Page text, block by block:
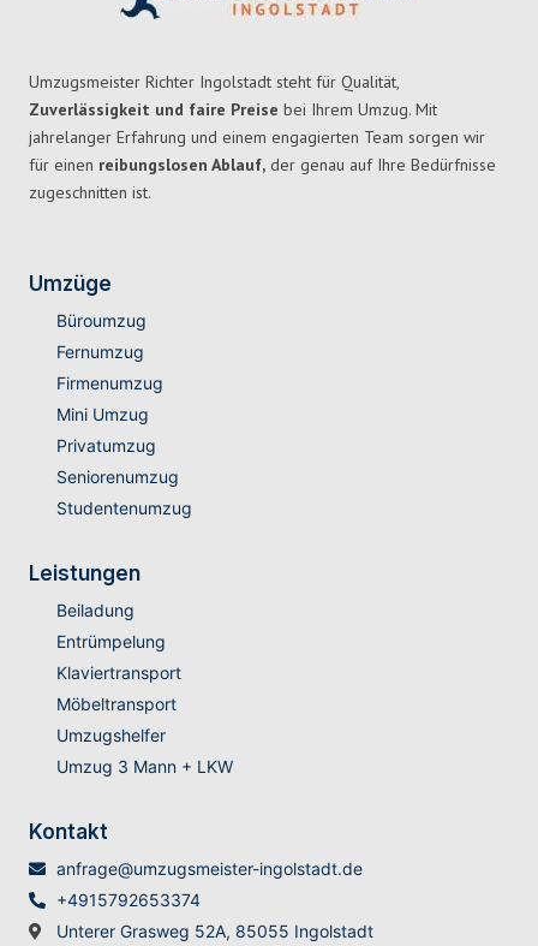
Umzugsmeister Richter Ingolstadt steht für Qualität,
Zuverlässigkeit und faire Preise bei Ihrem Umzug. Mit
jahrelanger Erfahrung und einem engagierten Team sorgen wir
für einen reibungslosen Ablauf, der genau auf Ihre Bedürfnisse
zugeschnitten ist.
Umzüge
Büroumzug
Fernumzug
Firmenumzug
Mini Umzug
Privatumzug
Seniorenumzug
Studentenumzug
Leistungen
Beiladung
Entrümpelung
Klaviertransport
Möbeltransport
Umzugshelfer
Umzug 3 Mann + LKW
Kontakt
anfrage@umzugsmeister-ingolstadt.de
+4915792653374
Unterer Grasweg 52A, 85055 Ingolstadt